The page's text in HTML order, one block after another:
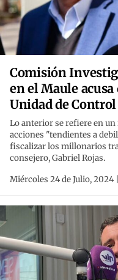
Comisión
en el Maule
Unidad de Control
Lo anterior se refiere en
acciones "tendientes a
fiscalizar los millonarios
consejero, Gabriel Rojas.
Miércoles 24 de Julio, 2024